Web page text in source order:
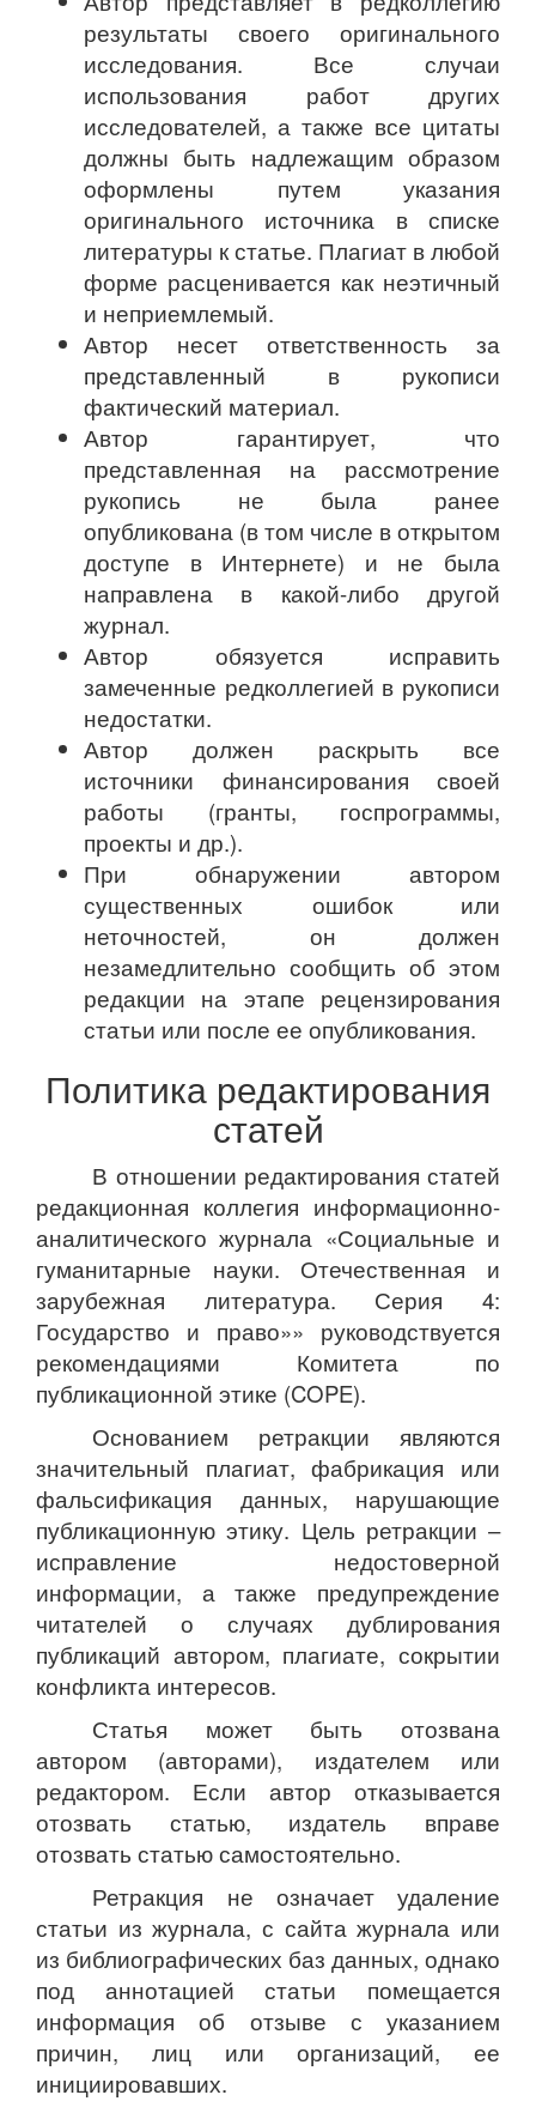
результаты своего оригинального
исследования. Все случаи
использования работ других
исследователей, а также все цитаты
должны быть надлежащим образом
оформлены путем указания
оригинального источника в списке
литературы к статье. Плагиат в любой
форме расценивается как неэтичный
и неприемлемый.
Автор несет ответственность за
представленный в рукописи
фактический материал.
Автор гарантирует, что
представленная на рассмотрение
рукопись не была ранее
опубликована (в том числе в открытом
доступе в Интернете) и не была
направлена в какой-либо другой
журнал.
Автор обязуется исправить
замеченные редколлегией в рукописи
недостатки.
Автор должен раскрыть все
источники финансирования своей
работы (гранты, госпрограммы,
проекты и др.).
При обнаружении автором
существенных ошибок или
неточностей, он должен
незамедлительно сообщить об этом
редакции на этапе рецензирования
статьи или после ее опубликования.
Политика редактирования
статей
В отношении редактирования статей
редакционная коллегия информационно-
аналитического журнала «Социальные и
гуманитарные науки. Отечественная и
зарубежная литература. Серия 4:
Государство и право»» руководствуется
рекомендациями Комитета по
публикационной этике (COPE).
Основанием ретракции являются
значительный плагиат, фабрикация или
фальсификация данных, нарушающие
публикационную этику. Цель ретракции –
исправление недостоверной
информации, а также предупреждение
читателей о случаях дублирования
публикаций автором, плагиате, сокрытии
конфликта интересов.
Статья может быть отозвана
автором (авторами), издателем или
редактором. Если автор отказывается
отозвать статью, издатель вправе
отозвать статью самостоятельно.
Ретракция не означает удаление
статьи из журнала, с сайта журнала или
из библиографических баз данных, однако
под аннотацией статьи помещается
информация об отзыве с указанием
причин, лиц или организаций, ее
инициировавших.